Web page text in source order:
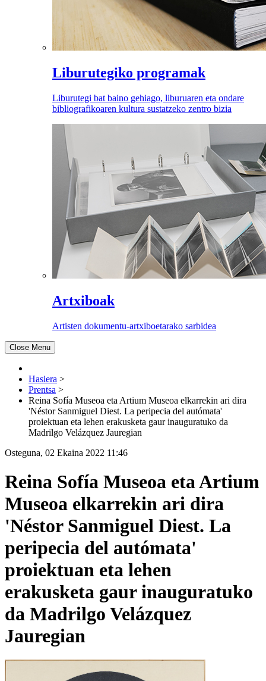
Liburutegiko programak
Liburutegi bat baino gehiago, liburuaren eta ondare
bibliografikoaren kultura sustatzeko zentro bizia
Artxiboak
Artisten dokumentu-artxiboetarako sarbidea
Close Menu
Hasiera >
Prentsa >
Reina Sofía Museoa eta Artium Museoa elkarrekin ari dira
'Néstor Sanmiguel Diest. La peripecia del autómata'
proiektuan eta lehen erakusketa gaur inauguratuko da
Madrilgo Velázquez Jauregian
Osteguna, 02 Ekaina 2022 11:46
Reina Sofía Museoa eta Artium
Museoa elkarrekin ari dira
'Néstor Sanmiguel Diest. La
peripecia del autómata'
proiektuan eta lehen
erakusketa gaur inauguratuko
da Madrilgo Velázquez
Jauregian